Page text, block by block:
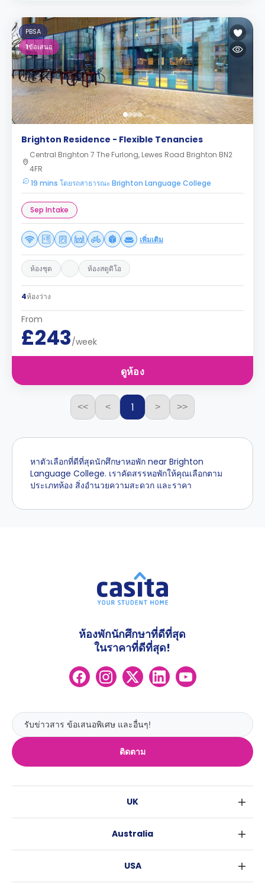
PBSA
1ข้อเสนอ
Brighton Residence - Flexible Tenancies
Central Brighton 7 The Furlong, Lewes Road Brighton BN2
4FR
19 mins โดยรถสาธารณะ Brighton Language College
Sep Intake
เพิ่มเติม
ห้องชุด ห้องสตูดิโอ
4ห้องว่าง
From
£243/week
ดูห้อง
<< < 1 > >>
หาตัวเลือกที่ดีที่สุดนักศึกษาหอพัก near Brighton
Language College. เราคัดสรรหอพักให้คุณเลือกตาม
ประเภทห้อง สิ่งอำนวยความสะดวก และราคา
ติดตาม
ห้องพักนักศึกษาที่ดีที่สุด
ในราคาที่ดีที่สุด!
UK
Australia
USA